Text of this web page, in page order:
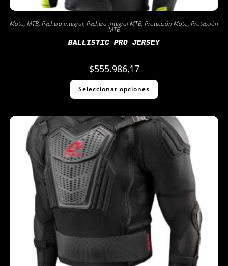
Moto, MTB, Pechera integral, Pechera integral MTB, Protección Moto, Protección
MTB
BALLISTIC PRO JERSEY
$555.986,17
Seleccionar opciones